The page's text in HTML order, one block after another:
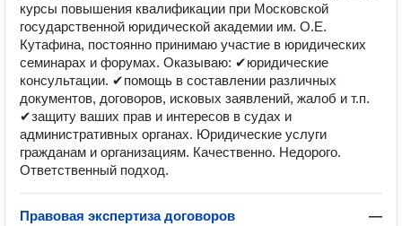
курсы повышения квалификации при Московской
государственной юридической академии им. О.Е.
Кутафина, постоянно принимаю участие в юридических
семинарах и форумах. Оказываю: ✔юридические
консультации. ✔помощь в составлении различных
документов, договоров, исковых заявлений, жалоб и т.п.
✔защиту ваших прав и интересов в судах и
административных органах. Юридические услуги
гражданам и организациям. Качественно. Недорого.
Ответственный подход.
Правовая экспертиза договоров —